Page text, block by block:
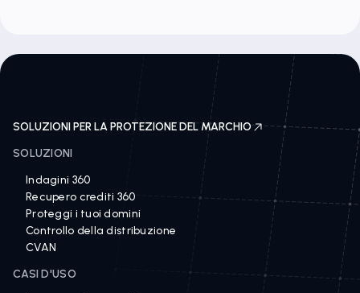
SOLUZIONI PER LA PROTEZIONE DEL MARCHIO
SOLUZIONI
Indagini 360
Recupero crediti 360
Proteggi i tuoi domini
Controllo della distribuzione
CVAN
CASI D'USO